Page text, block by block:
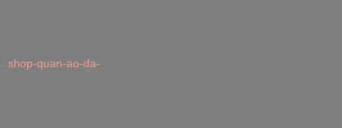
shop-quan-ao-da-